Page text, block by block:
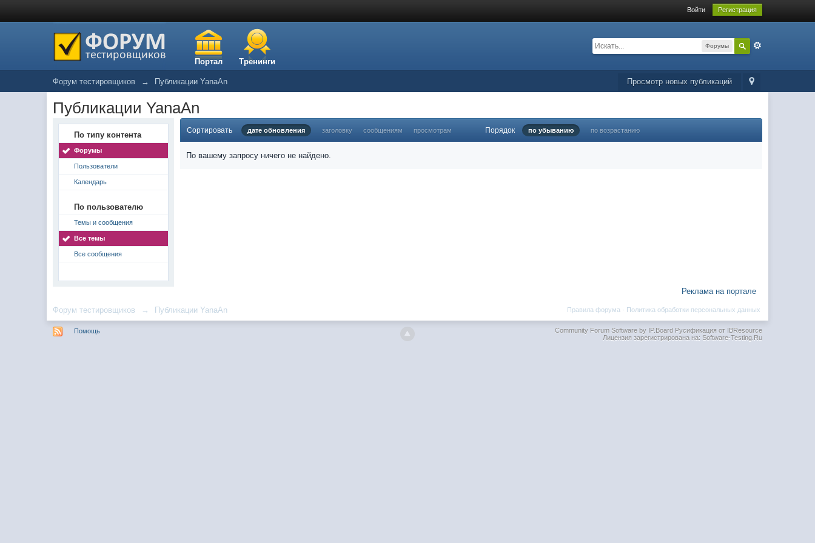
Войти Регистрация
Портал Тренинги
Форумы
Просмотр новых публикаций
Форум тестировщиков → Публикации YanaAn
Публикации YanaAn
По типу контента
Форумы
Пользователи
Календарь
По пользователю
Темы и сообщения
Все темы
Все сообщения
Сортировать дате обновления заголовку сообщениям просмотрам Порядок по убыванию по возрастанию
По вашему запросу ничего не найдено.
Реклама на портале
Форум тестировщиков → Публикации YanaAn Политика обработки персональных данных
Правила форума ·
Помощь Community Forum Software by IP.BoardРусификация от IBResource
Лицензия зарегистрирована на: Software-Testing.Ru